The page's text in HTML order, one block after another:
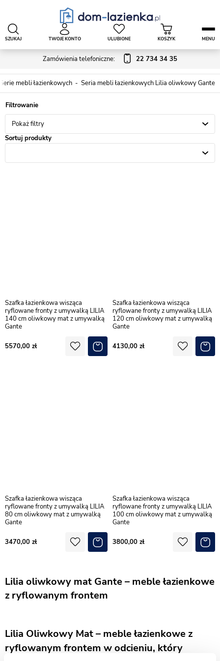
Zamówienia telefoniczne: 22 734 34 35
SZUKAJ TWOJE KONTO ULUBIONE KOSZYK MENU
Serie mebli łazienkowych Seria mebli łazienkowych Lilia oliwkowy Gante
Lilia oliwkowy mat Gante – meble łazienkowe
z ryflowanym frontem
Lilia Oliwkowy Mat – meble łazienkowe z
ryflowanym frontem w odcieniu, który
Pokaż filtry
Sortuj produkty
Szafka łazienkowa wisząca
ryflowane fronty z umywalką LILIA
140 cm oliwkowy mat z umywalką
Gante
5570,00
Szafka łazienkowa wisząca
ryflowane fronty z umywalką LILIA
120 cm oliwkowy mat z umywalką
Gante
4130,00
Szafka łazienkowa wisząca
ryflowane fronty z umywalką LILIA
80 cm oliwkowy mat z umywalką
Gante
3470,00
Szafka łazienkowa wisząca
ryflowane fronty z umywalką LILIA
100 cm oliwkowy mat z umywalką
Gante
3800,00